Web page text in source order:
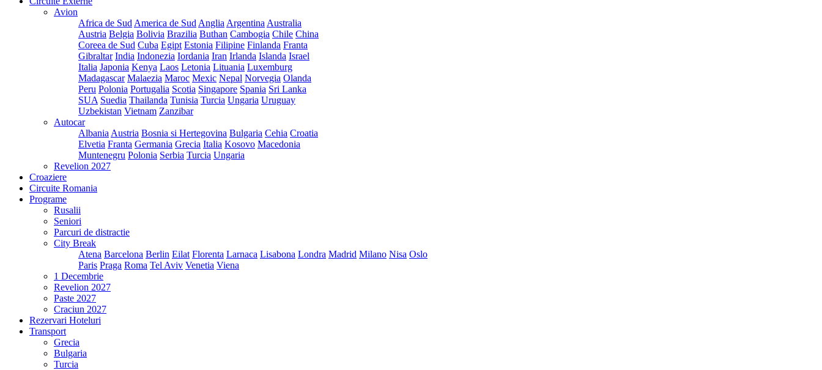
Avion
Africa de Sud America de Sud Anglia Argentina Australia
Austria Belgia Bolivia Brazilia Buthan Cambogia Chile China
Coreea de Sud Cuba Egipt Estonia Filipine Finlanda Franta
Gibraltar India Indonezia Iordania Iran Irlanda Islanda Israel
Italia Japonia Kenya Laos Letonia Lituania Luxemburg
Madagascar Malaezia Maroc Mexic Nepal Norvegia Olanda
Peru Polonia Portugalia Scotia Singapore Spania Sri Lanka
SUA Suedia Thailanda Tunisia Turcia Ungaria Uruguay
Uzbekistan Vietnam Zanzibar
Autocar
Albania Austria Bosnia si Hertegovina Bulgaria Cehia Croatia
Elvetia Franta Germania Grecia Italia Kosovo Macedonia
Muntenegru Polonia Serbia Turcia Ungaria
Revelion 2027
Croaziere
Circuite Romania
Programe
Rusalii
Seniori
Parcuri de distractie
City Break
Atena Barcelona Berlin Eilat Florenta Larnaca Lisabona Londra Madrid Milano Nisa Oslo
Paris Praga Roma Tel Aviv Venetia Viena
1 Decembrie
Revelion 2027
Paste 2027
Craciun 2027
Rezervari Hoteluri
Transport
Grecia
Bulgaria
Turcia